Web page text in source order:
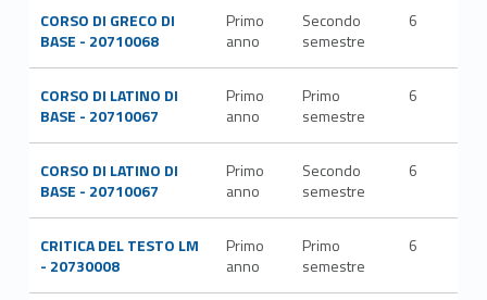
CORSO DI GRECO DI
BASE - 20710068
Primo
anno
Secondo
semestre
6
CORSO DI LATINO DI
BASE - 20710067
Primo
anno
Primo
semestre
6
CORSO DI LATINO DI
BASE - 20710067
Primo
anno
Secondo
semestre
6
CRITICA DEL TESTO LM
- 20730008
Primo
anno
Primo
semestre
6